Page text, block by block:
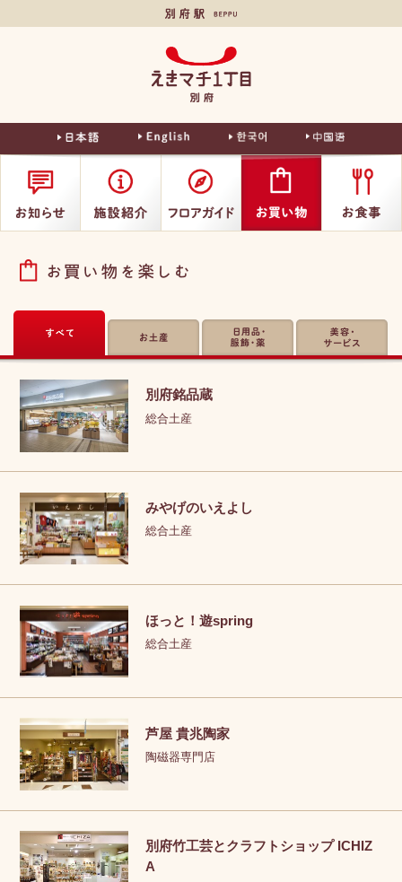
別府駅
えきマチ
1丁目別
すべて お土産
日用品・装飾・
美容・サービス
別府銘品蔵
総合土産
みやげのいえよし
総合土産
ほっと！遊spring
総合土産
芦屋 貴兆陶家
陶磁器専門店
別府竹工芸とクラフトショップ ICHIZ
A